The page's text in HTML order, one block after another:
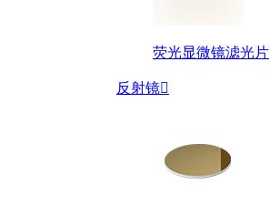
荧光显微镜滤光片
反射镜